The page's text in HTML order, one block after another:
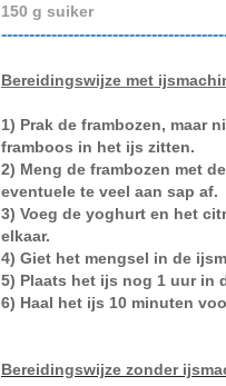
150 g suiker
Bereidingswijze met
1) Prak de frambozen, maar
framboos in het ijs zitten.
2) Meng de frambozen met
eventuele te veel aan sap af.
3) Voeg de yoghurt en het
elkaar.
4) Giet het mengsel in de
5) Plaats het ijs nog 1 uur in
6) Haal het ijs 10 minuten
Bereidingswijze zonder